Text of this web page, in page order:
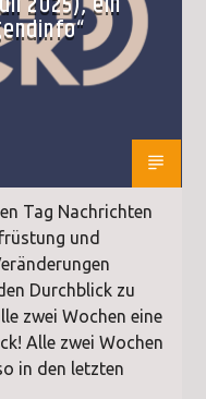
Tag Nachrichten
und
Durchblick zu
zwei Wochen eine
Alle zwei Wochen
in den letzten